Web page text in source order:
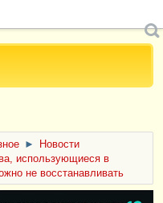
►
Новости
использующиеся в
не восстанавливать